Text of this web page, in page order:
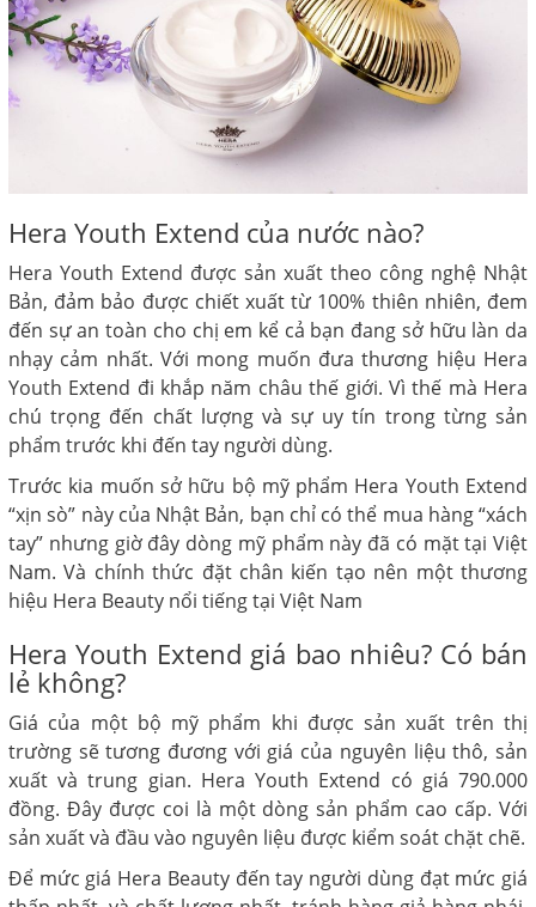
Hera Youth Extend của nước nào?
Hera Youth Extend được sản xuất theo công nghệ Nhật
Bản, đảm bảo được chiết xuất từ 100% thiên nhiên, đem
đến sự an toàn cho chị em kể cả bạn đang sở hữu làn da
nhạy cảm nhất. Với mong muốn đưa thương hiệu Hera
Youth Extend đi khắp năm châu thế giới. Vì thế mà Hera
chú trọng đến chất lượng và sự uy tín trong từng sản
phẩm trước khi đến tay người dùng.
Trước kia muốn sở hữu bộ mỹ phẩm Hera Youth Extend
“xịn sò” này của Nhật Bản, bạn chỉ có thể mua hàng “xách
tay” nhưng giờ đây dòng mỹ phẩm này đã có mặt tại Việt
Nam. Và chính thức đặt chân kiến tạo nên một thương
hiệu Hera Beauty nổi tiếng tại Việt Nam
Hera Youth Extend giá bao nhiêu? Có bán
lẻ không?
Giá của một bộ mỹ phẩm khi được sản xuất trên thị
trường sẽ tương đương với giá của nguyên liệu thô, sản
xuất và trung gian. Hera Youth Extend có giá 790.000
đồng. Đây được coi là một dòng sản phẩm cao cấp. Với
sản xuất và đầu vào nguyên liệu được kiểm soát chặt chẽ.
Để mức giá Hera Beauty đến tay người dùng đạt mức giá